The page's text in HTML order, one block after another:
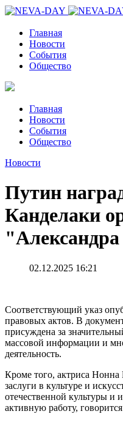
Главная
Новости
События
Общество
Главная
Новости
События
Общество
Новости
Путин
Канделаки
02.12.2025 16:21
Соответствующий указ
правовых актов. В
присуждена за
массовой информации и
деятельность.
Кроме того, актриса Нонна
заслуги в культуре и
отечественной культуры и
активную работу,